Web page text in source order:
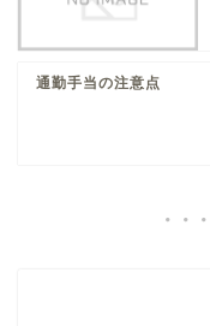
通勤手当の注意点